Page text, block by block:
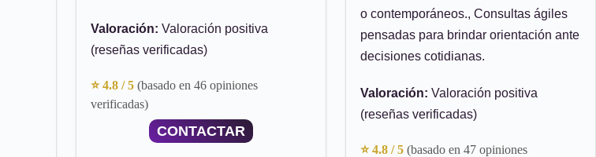
Valoración: Valoración positiva
(reseñas verificadas)
⭐ 4.8 / 5 (basado en 46 opiniones
verificadas)
CONTACTAR
o contemporáneos., Consultas ágiles
pensadas para brindar orientación ante
decisiones cotidianas.
Valoración: Valoración positiva
(reseñas verificadas)
⭐ 4.8 / 5 (basado en 47 opiniones